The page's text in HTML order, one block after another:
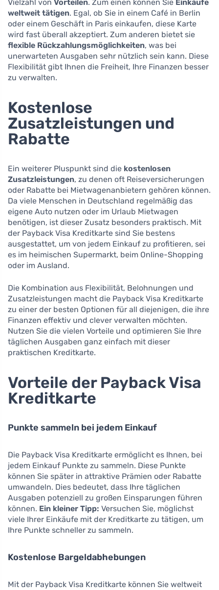
Vielzahl von Vorteilen. Zum einen können Sie Einkäufe
weltweit tätigen. Egal, ob Sie in einem Café in Berlin
oder einem Geschäft in Paris einkaufen, diese Karte
wird fast überall akzeptiert. Zum anderen bietet sie
flexible Rückzahlungsmöglichkeiten, was bei
unerwarteten Ausgaben sehr nützlich sein kann. Diese
Flexibilität gibt Ihnen die Freiheit, Ihre Finanzen besser
zu verwalten.
Kostenlose
Zusatzleistungen und
Rabatte
Ein weiterer Pluspunkt sind die kostenlosen
Zusatzleistungen, zu denen oft Reiseversicherungen
oder Rabatte bei Mietwagenanbietern gehören können.
Da viele Menschen in Deutschland regelmäßig das
eigene Auto nutzen oder im Urlaub Mietwagen
benötigen, ist dieser Zusatz besonders praktisch. Mit
der Payback Visa Kreditkarte sind Sie bestens
ausgestattet, um von jedem Einkauf zu profitieren, sei
es im heimischen Supermarkt, beim Online-Shopping
oder im Ausland.
Die Kombination aus Flexibilität, Belohnungen und
Zusatzleistungen macht die Payback Visa Kreditkarte
zu einer der besten Optionen für all diejenigen, die ihre
Finanzen effektiv und clever verwalten möchten.
Nutzen Sie die vielen Vorteile und optimieren Sie Ihre
täglichen Ausgaben ganz einfach mit dieser
praktischen Kreditkarte.
Vorteile der Payback Visa
Kreditkarte
Punkte sammeln bei jedem Einkauf
Die Payback Visa Kreditkarte ermöglicht es Ihnen, bei
jedem Einkauf Punkte zu sammeln. Diese Punkte
können Sie später in attraktive Prämien oder Rabatte
umwandeln. Dies bedeutet, dass Ihre täglichen
Ausgaben potenziell zu großen Einsparungen führen
können. Ein kleiner Tipp: Versuchen Sie, möglichst
viele Ihrer Einkäufe mit der Kreditkarte zu tätigen, um
Ihre Punkte schneller zu sammeln.
Kostenlose Bargeldabhebungen
Mit der Payback Visa Kreditkarte können Sie weltweit